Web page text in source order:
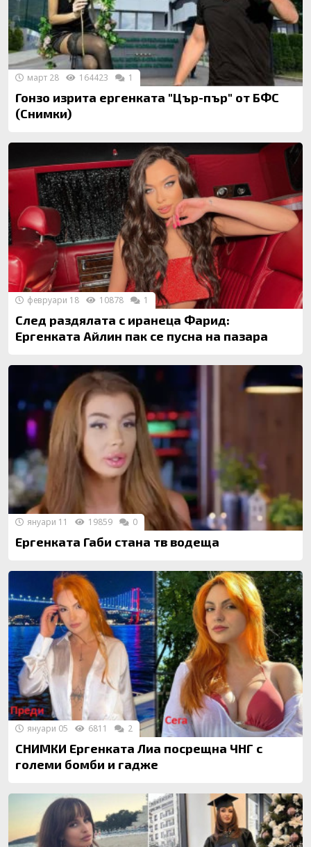
Гонзо изрита ергенката "Цър-пър" от БФС
(Снимки)
март 28 164423 1
След раздялата с иранеца Фарид:
Ергенката Aйлин пак се пусна на пазара
февруари 18 10878 1
Ергенката Габи стана тв водеща
януари 11 19859 0
СНИМКИ Ергенката Лиа посрещна ЧНГ с
големи бомби и гадже
януари 05 6811 2